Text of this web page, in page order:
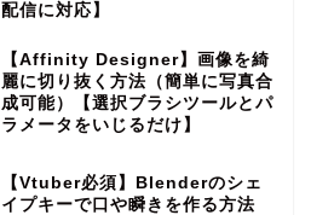
配信に対応】
【Affinity Designer】画像を綺
麗に切り抜く方法（簡単に写真合
成可能）【選択ブラシツールとパ
ラメータをいじるだけ】
【Vtuber必須】Blenderのシェ
イプキーで口や瞬きを作る方法